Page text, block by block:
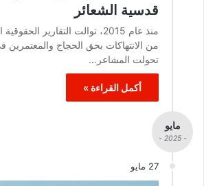
قدسية الشعائر
منذ عام 2015، توالت التقارير
من الانتهاكات بحق الحجاج
تحولت المشاعر…
أكمل القراءة »
مايو
- 2025 -
27 مايو